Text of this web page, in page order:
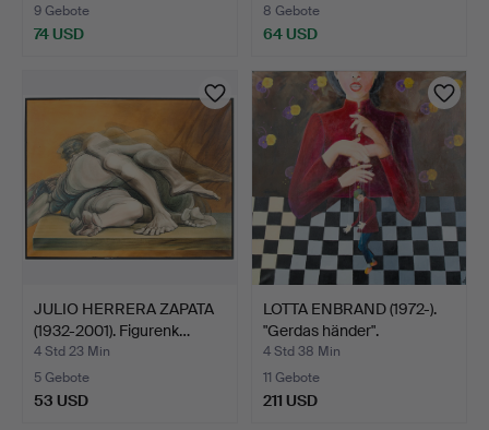
9 Gebote
74 USD
8 Gebote
64 USD
JULIO HERRERA ZAPATA
(1932-2001). Figurenk…
4 Std 23 Min
5 Gebote
53 USD
LOTTA ENBRAND (1972-).
"Gerdas händer".
4 Std 38 Min
11 Gebote
211 USD